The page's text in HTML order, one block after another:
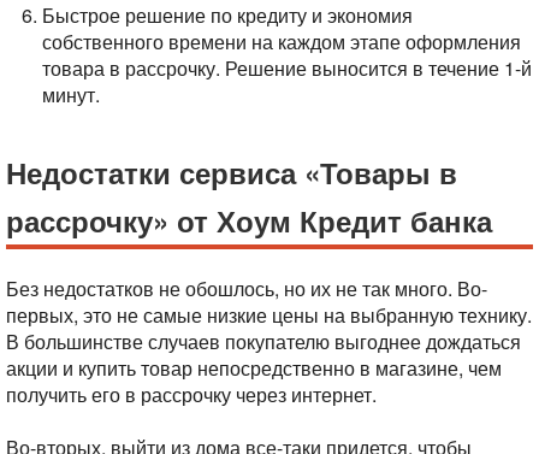
Быстрое решение по кредиту и экономия
собственного времени на каждом этапе оформления
товара в рассрочку. Решение выносится в течение 1-й
минут.
Недостатки сервиса «Товары в
рассрочку» от Хоум Кредит банка
Без недостатков не обошлось, но их не так много. Во-
первых, это не самые низкие цены на выбранную технику.
В большинстве случаев покупателю выгоднее дождаться
акции и купить товар непосредственно в магазине, чем
получить его в рассрочку через интернет.
Во-вторых, выйти из дома все-таки придется, чтобы